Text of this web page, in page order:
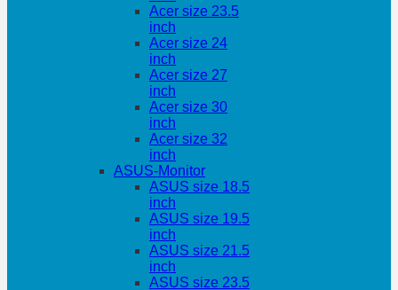
Acer size 23.5
inch
Acer size 24
inch
Acer size 27
inch
Acer size 30
inch
Acer size 32
inch
ASUS-Monitor
ASUS size 18.5
inch
ASUS size 19.5
inch
ASUS size 21.5
inch
ASUS size 23.5